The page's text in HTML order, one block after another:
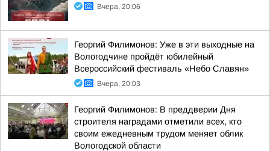
Вчера, 20:06
Георгий Филимонов: Уже в эти выходные на
Вологодчине пройдёт юбилейный
Всероссийский фестиваль «Небо Славян»
Вчера, 20:03
Георгий Филимонов: В преддверии Дня
строителя наградами отметили всех, кто
своим ежедневным трудом меняет облик
Вологодской области